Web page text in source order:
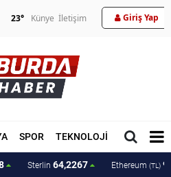
23° Künye İletişim Giriş Yap
SPOR TEKNOLOJİ MAGAZİN
Sterlin 64,2267 Ethereum (TL)